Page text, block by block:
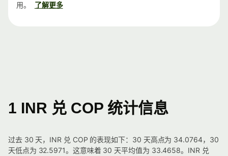
用。
了解更多
1 INR 兑 COP 统计信息
过去 30 天，INR 兑 COP 的表现如下：30 天高点为 34.0764，30
天低点为 32.5971。这意味着 30 天平均值为 33.4658。INR 兑